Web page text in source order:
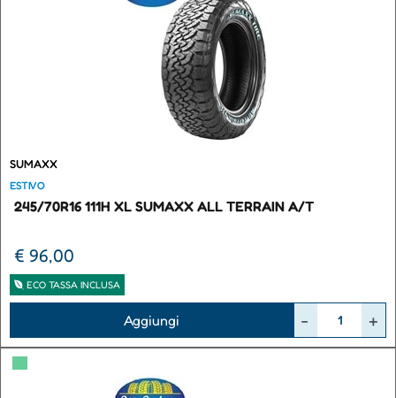
SUMAXX
ESTIVO
245/70R16 111H XL SUMAXX ALL TERRAIN A/T
€ 96,00
ECO TASSA INCLUSA
Aggiungi
▀